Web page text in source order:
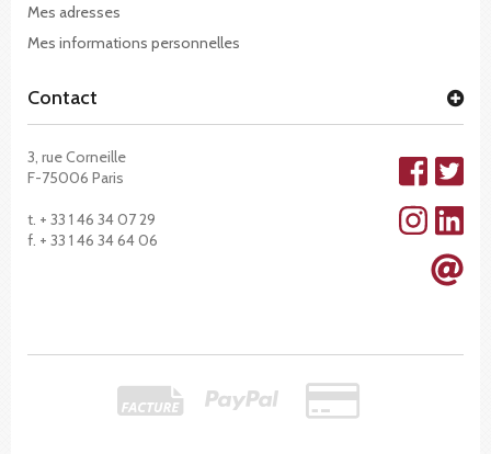
Mes adresses
Mes informations personnelles
Contact
3, rue Corneille
F-75006 Paris
t. + 33 1 46 34 07 29
f. + 33 1 46 34 64 06